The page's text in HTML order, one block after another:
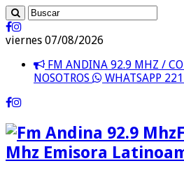
viernes 07/08/2026
FM ANDINA 92.9 MHZ /
NOSOTROS
WHATSAPP
Mhz Emisora